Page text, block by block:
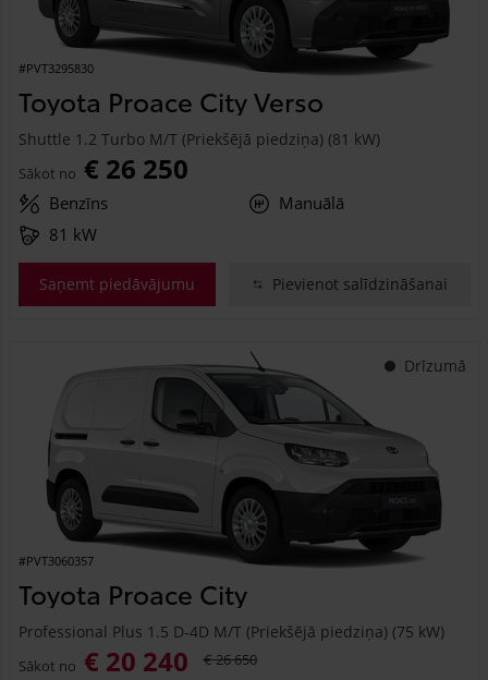
#PVT3295830
Toyota Proace City Verso
Shuttle 1.2 Turbo M/T (Priekšējā piedziņa) (81 kW)
Sākot no € 26 250
Benzīns
Manuālā
81 kW
Saņemt piedāvājumu Pievienot salīdzināšanai
Drīzumā
#PVT3060357
Toyota Proace City
Professional Plus 1.5 D-4D M/T (Priekšējā piedziņa) (75 kW)
Sākot no € 20 240 € 26 650